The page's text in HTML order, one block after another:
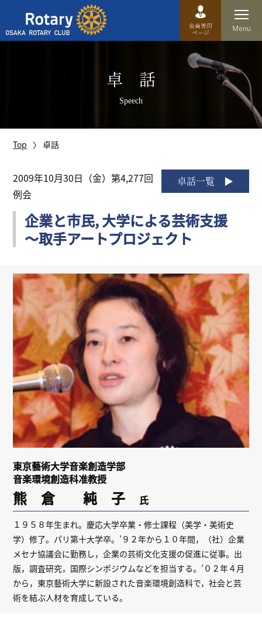
運営方針
歴史
特徴
理事・役員・委員会
リンク
会員専用ページ
English
卓 話
Speech
Top 卓話
卓話一覧
2009年10月30日（金）第4,277回
例会
企業と市民, 大学による芸術支援
～取手アートプロジェクト
東京藝術大学音楽創造学部
音楽環境創造科准教授
熊 倉 純 子 氏
１９５８年生まれ。慶応大学卒業・修士課程（美学・美術史
学）修了。パリ第十大学卒。’９２年から１０年間，（社）企業
メセナ協議会に勤務し，企業の芸術文化支援の促進に従事。出
版，調査研究，国際シンポジウムなどを担当する。’０２年４月
から，東京藝術大学に新設された音楽環境創造科で，社会と芸
術を結ぶ人材を育成している。